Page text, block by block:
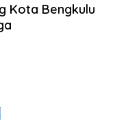
Kota Bengkulu